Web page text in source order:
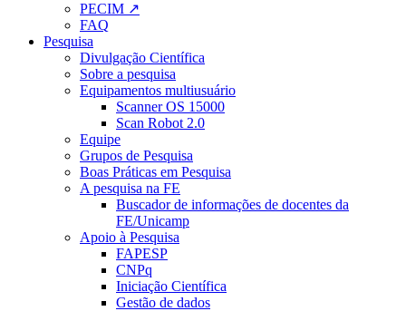
PECIM ↗
FAQ
Pesquisa
Divulgação Científica
Sobre a pesquisa
Equipamentos multiusuário
Scanner OS 15000
Scan Robot 2.0
Equipe
Grupos de Pesquisa
Boas Práticas em Pesquisa
A pesquisa na FE
Buscador de informações de docentes da
FE/Unicamp
Apoio à Pesquisa
FAPESP
CNPq
Iniciação Científica
Gestão de dados